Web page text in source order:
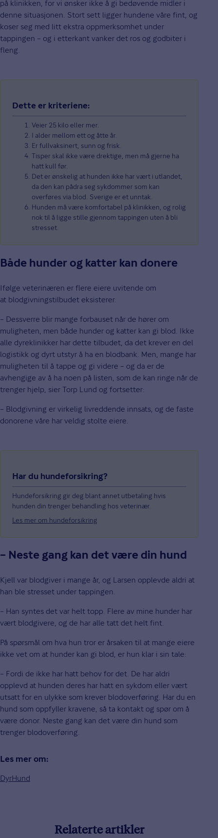
på klinikken, for vi ønsker ikke å gi bedøvende midler i
denne situasjonen. Stort sett ligger hundene våre fint, og
koser seg med litt ekstra oppmerksomhet under
tappingen – og i etterkant vanker det ros og godbiter i
fleng.
Dette er kriteriene:
Veier 25 kilo eller mer.
I alder mellom ett og åtte år.
Er fullvaksinert, sunn og frisk.
Tisper skal ikke være drektige, men må gjerne ha
hatt kull før.
Det er ønskelig at hunden ikke har vært i utlandet,
da den kan pådra seg sykdommer som kan
overføres via blod. Sverige er et unntak.
Hunden må være komfortabel på klinikken, og rolig
nok til å ligge stille gjennom tappingen uten å bli
stresset.
Både hunder og katter kan donere
Ifølge veterinæren er flere eiere uvitende om
at blodgivningstilbudet eksisterer.
– Dessverre blir mange forbauset når de hører om
muligheten, men både hunder og katter kan gi blod. Ikke
alle dyreklinikker har dette tilbudet, da det krever en del
logistikk og dyrt utstyr å ha en blodbank. Men, mange har
muligheten til å tappe og gi videre – og da er de
avhengige av å ha noen på listen, som de kan ringe når de
trenger hjelp, sier Torp Lund og fortsetter:
– Blodgivning er virkelig livreddende innsats, og de faste
donorene våre har veldig stolte eiere.
Har du hundeforsikring?
Hundeforsikring gir deg blant annet utbetaling hvis
hunden din trenger behandling hos veterinær.
Les mer om hundeforsikring
– Neste gang kan det være din hund
Kjell var blodgiver i mange år, og Larsen opplevde aldri at
han ble stresset under tappingen.
– Han syntes det var helt topp. Flere av mine hunder har
vært blodgivere, og de har alle tatt det helt fint.
På spørsmål om hva hun tror er årsaken til at mange eiere
ikke vet om at hunder kan gi blod, er hun klar i sin tale:
– Fordi de ikke har hatt behov for det. De har aldri
opplevd at hunden deres har hatt en sykdom eller vært
utsatt for en ulykke som krever blodoverføring. Har du en
hund som oppfyller kravene, så ta kontakt og spør om å
være donor. Neste gang kan det være din hund som
trenger blodoverføring.
Les mer om:
DyrHund
Relaterte artikler